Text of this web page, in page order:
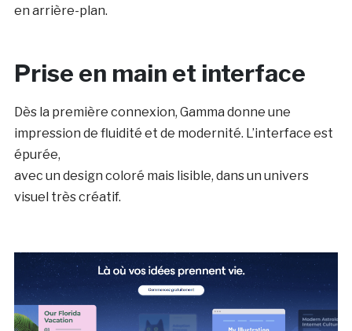
en arrière-plan.
Prise en main et interface
Dès la première connexion, Gamma donne une
impression de fluidité et de modernité. L’interface est
épurée,
avec un design coloré mais lisible, dans un univers
visuel très créatif.